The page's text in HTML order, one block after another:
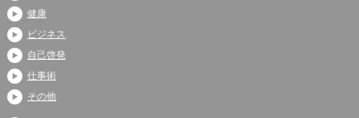
健康
ビジネス
自己啓発
仕事術
その他